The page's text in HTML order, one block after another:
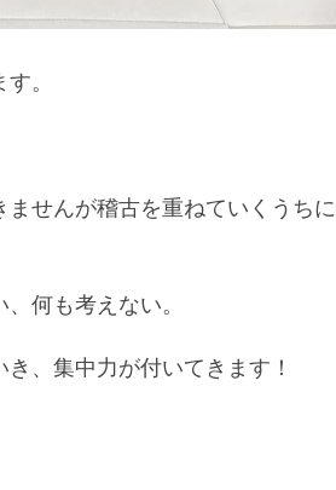
。
せんが稽古を重ねていくうちに
何も考えない。
、集中力が付いてきます！